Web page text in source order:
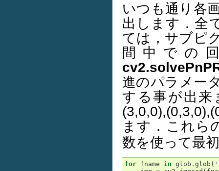
いつも通り各
出します．全
ては，サブピ
間中での
進のパラメー
する事が出来
ます．これら
数を使って最
for fname in glob . glob (